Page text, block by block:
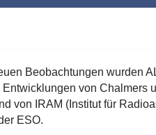
Beobachtungen wurden
von Chalmers
von IRAM (Institut für
ESO.